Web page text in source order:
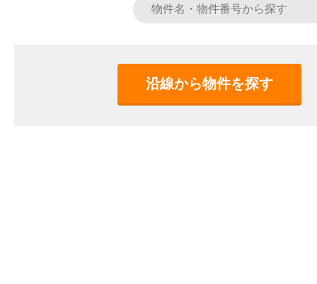
沿線から物件を探す